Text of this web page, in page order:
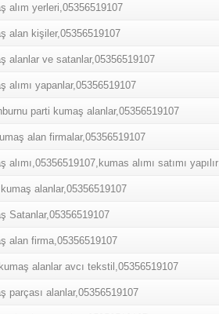
alım yerleri,05356519107
alan kişiler,05356519107
alanlar ve satanlar,05356519107
alımı yapanlar,05356519107
parti kumaş alanlar,05356519107
alan firmalar,05356519107
alımı,05356519107,kumas alımı satımı yapılır
alanlar,05356519107
Satanlar,05356519107
alan firma,05356519107
alanlar avcı tekstil,05356519107
parçası alanlar,05356519107